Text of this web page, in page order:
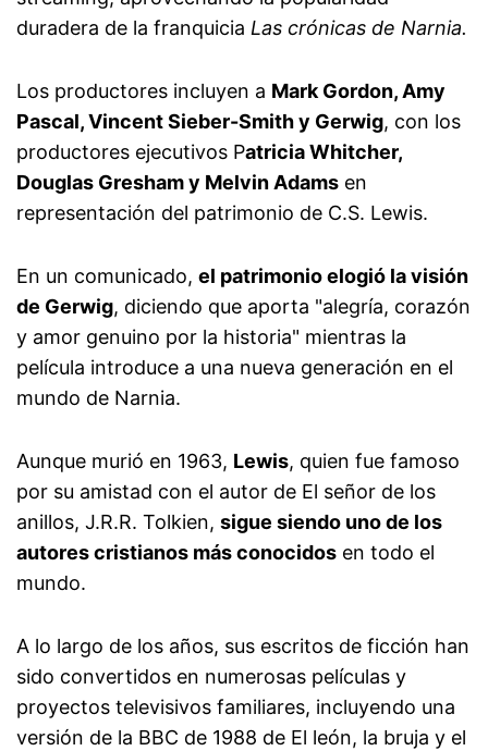
duradera de la franquicia Las crónicas de Narnia.
Los productores incluyen a Mark Gordon, Amy
Pascal, Vincent Sieber-Smith y Gerwig, con los
productores ejecutivos Patricia Whitcher,
Douglas Gresham y Melvin Adams en
representación del patrimonio de C.S. Lewis.
En un comunicado, el patrimonio elogió la visión
de Gerwig, diciendo que aporta "alegría, corazón
y amor genuino por la historia" mientras la
película introduce a una nueva generación en el
mundo de Narnia.
Aunque murió en 1963, Lewis, quien fue famoso
por su amistad con el autor de El señor de los
anillos, J.R.R. Tolkien, sigue siendo uno de los
autores cristianos más conocidos en todo el
mundo.
A lo largo de los años, sus escritos de ficción han
sido convertidos en numerosas películas y
proyectos televisivos familiares, incluyendo una
versión de la BBC de 1988 de El león, la bruja y el